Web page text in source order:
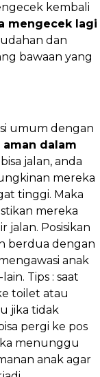
kembali
mengecek lagi
dan
bawaan yang
umum dengan
dalam
jalan, anda
mereka
tinggi. Maka
mereka
jalan. Posisikan
berdua dengan
anak
Tips : saat
toilet atau
jika tidak
pergi ke pos
menunggu
anak agar